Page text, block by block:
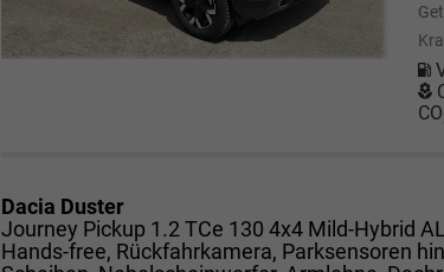
CO
Dacia Duster
Journey Pickup 1.2 TCe 130 4x4 Mild-Hybrid
Hands-free, Rückfahrkamera, Parksensoren